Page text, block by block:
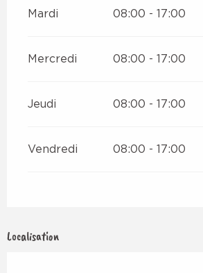
Mardi 08:00 - 17:00
Mercredi 08:00 - 17:00
Jeudi 08:00 - 17:00
Vendredi 08:00 - 17:00
Localisation